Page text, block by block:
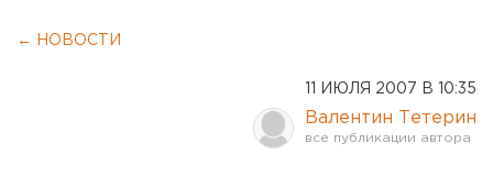
← НОВОСТИ
11 ИЮЛЯ 2007 В 10:35
Валентин Тетерин